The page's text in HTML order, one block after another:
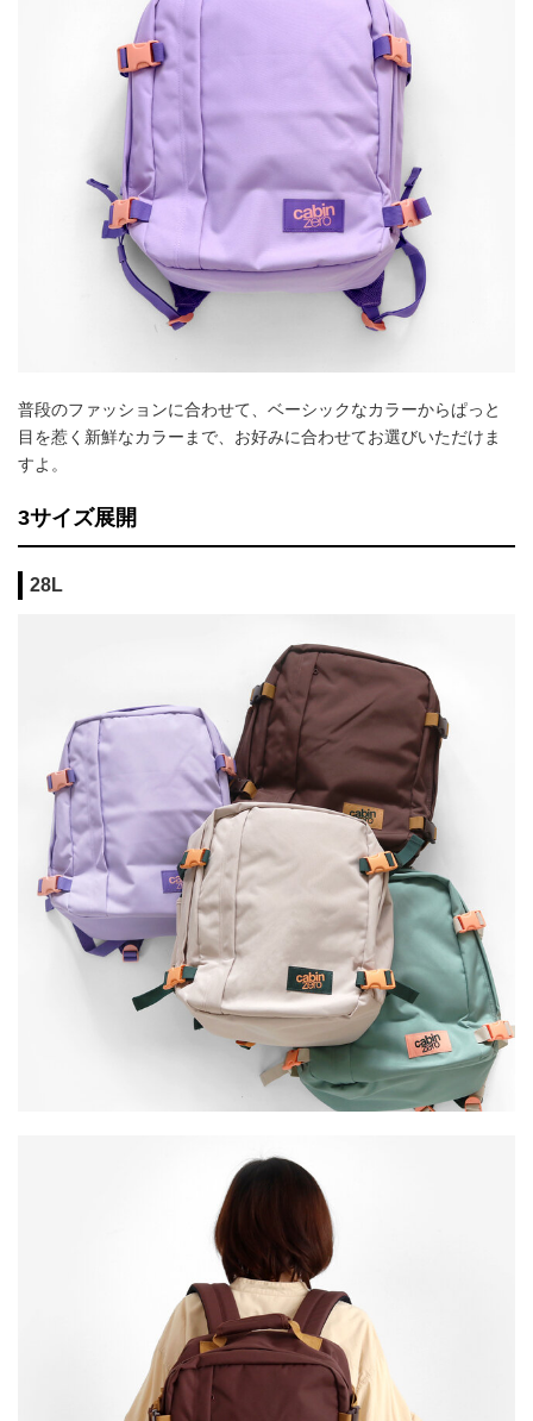
普段のファッションに合わせて、ベーシックなカラーからぱっと
目を惹く新鮮なカラーまで、お好みに合わせてお選びいただけま
すよ。
3サイズ展開
28L